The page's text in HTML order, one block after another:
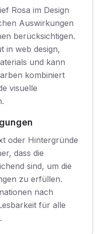
Rosa im Design
Auswirkungen
berücksichtigen.
in web design,
und kann
kombiniert
visuelle
oder Hintergründe
dass die
sind, um die
zu erfüllen.
nach
für alle